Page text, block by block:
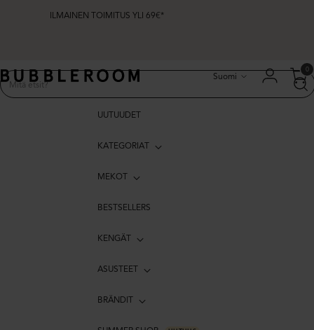
ILMAINEN TOIMITUS YLI 69€*
Suomi
0
UUTUUDET
KATEGORIAT
MEKOT
BESTSELLERS
KENGÄT
ASUSTEET
BRÄNDIT